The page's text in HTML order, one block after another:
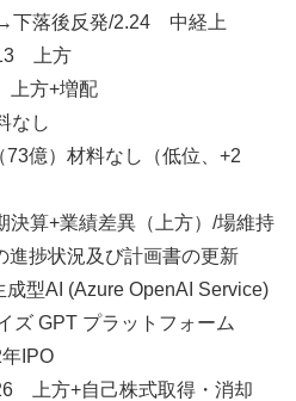
落後反発/2.24 中経上
上方
方+増配
なし
億）材料なし（低位、+2
算+業績差異（上方）/場維持
進捗状況及び計画書の更新
型AI (Azure OpenAI Service)
ズ GPT プラットフォーム
IPO
上方+自己株式取得・消却